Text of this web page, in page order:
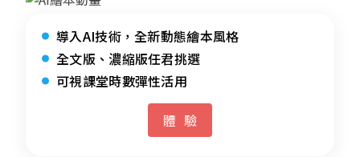
導入AI技術，全新動態繪本風格
全文版、濃縮版任君挑選
可視課堂時數彈性活用
體驗